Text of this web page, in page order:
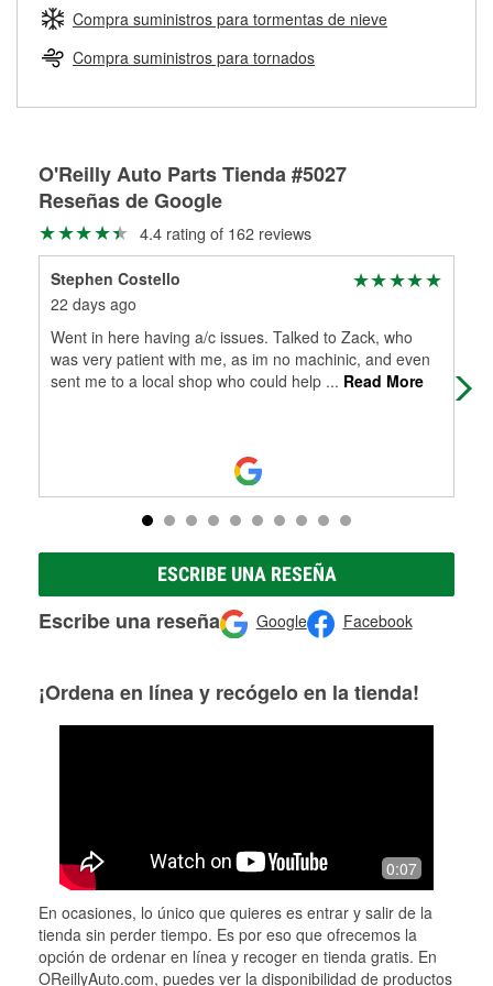
Más información sobre el Programa de Préstamo de
Herramientas de O'Reilly
medirán tus tambores o discos para determinar si pueden
ser rectificados con seguridad. Si tus tambores o discos no
pueden ser reutilizados, podemos ayudarte a encontrar las
partes de reemplazo correctas para tu reparación.
Rectificación de tambores y discos de freno
Compra suministros para tormentas de nieve
Compra suministros para tornados
O'Reilly Auto Parts Tienda #5027
Reseñas de Google
4.4 rating of 162 reviews
Stephen Costello
22 days ago
Went in here having a/c issues. Talked to Zack, who
was very patient with me, as im no machinic, and even
sent me to a local shop who could help ... Read More
ESCRIBE UNA RESEÑA
Escribe una reseña Google Facebook
¡Ordena en línea y recógelo en la tienda!
0:07
En ocasiones, lo único que quieres es entrar y salir de la
tienda sin perder tiempo. Es por eso que ofrecemos la
opción de ordenar en línea y recoger en tienda gratis. En
OReillyAuto.com, puedes ver la disponibilidad de productos